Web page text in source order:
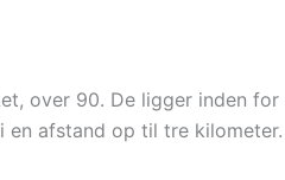
over 90. De ligger inden
afstand op til tre kilometer.